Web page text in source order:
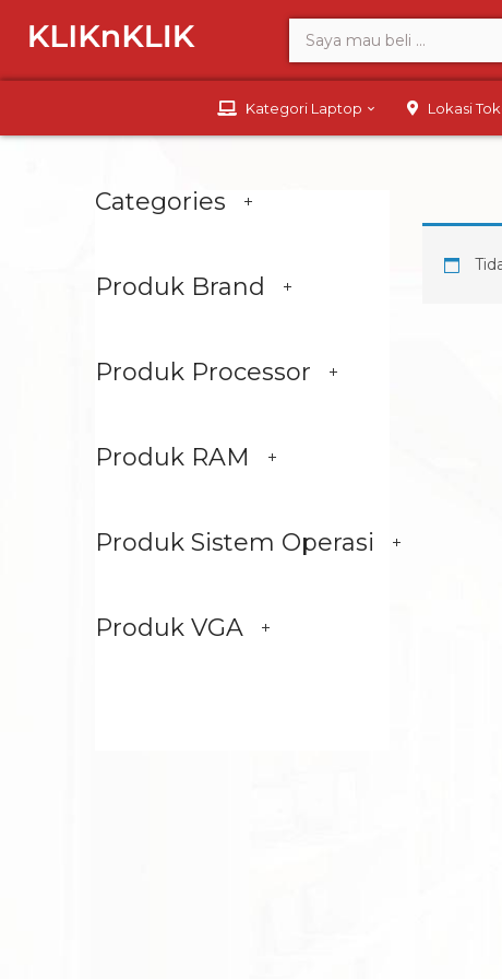
Kategori Laptop Lokasi
Categories
Produk Brand
Produk Processor
Produk RAM
Produk Sistem Operasi
Produk VGA